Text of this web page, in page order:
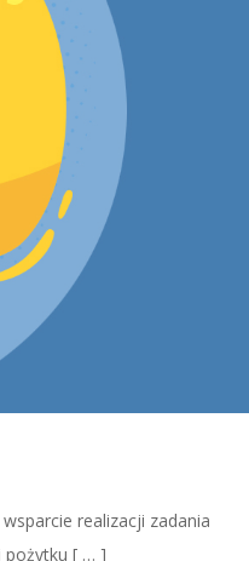
realizacji zadania
pożytku [ … ]